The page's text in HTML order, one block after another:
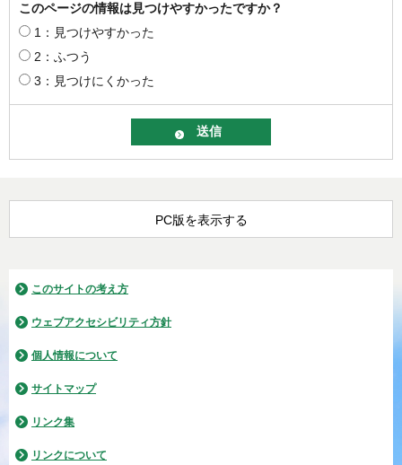
このページの情報は見つけやすかったですか？
1：見つけやすかった
2：ふつう
3：見つけにくかった
PC版を表示する
このサイトの考え方
ウェブアクセシビリティ方針
個人情報について
サイトマップ
リンク集
リンクについて